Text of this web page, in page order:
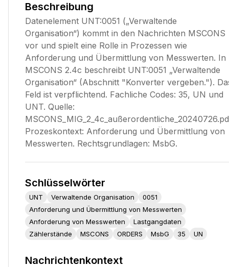
Beschreibung
Datenelement UNT:0051 („Verwaltende
Organisation“) kommt in den Nachrichten MSCONS
vor und spielt eine Rolle in Prozessen wie
Anforderung und Übermittlung von Messwerten. In
MSCONS 2.4c beschreibt UNT:0051 „Verwaltende
Organisation“ (Abschnitt "Konverter vergeben.").
Feld ist verpflichtend. Fachliche Codes: 35, UN und
UNT. Quelle:
Prozeskontext: Anforderung und Übermittlung von
Messwerten. Rechtsgrundlagen: MsbG.
Schlüsselwörter
UNT Verwaltende Organisation
0051
Anforderung und Übermittlung von Messwerten
Anforderung von Messwerten
Lastgangdaten
Zählerstände
MSCONS ORDERS MsbG 35 UN
Nachrichtenkontext